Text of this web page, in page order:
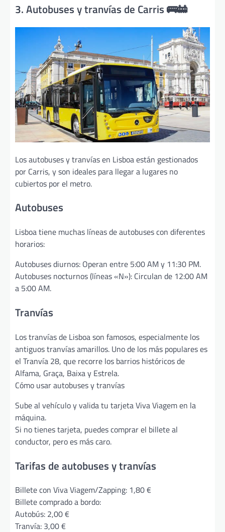
3. Autobuses y tranvías de Carris 🚌🚋
Los autobuses y tranvías en Lisboa están gestionados
por Carris, y son ideales para llegar a lugares no
cubiertos por el metro.
Autobuses
Lisboa tiene muchas líneas de autobuses con diferentes
horarios:
Autobuses diurnos: Operan entre 5:00 AM y 11:30 PM.
Autobuses nocturnos (líneas «N»): Circulan de 12:00 AM
a 5:00 AM.
Tranvías
Los tranvías de Lisboa son famosos, especialmente los
antiguos tranvías amarillos. Uno de los más populares es
el Tranvía 28, que recorre los barrios históricos de
Alfama, Graça, Baixa y Estrela.
Cómo usar autobuses y tranvías
Sube al vehículo y valida tu tarjeta Viva Viagem en la
máquina.
Si no tienes tarjeta, puedes comprar el billete al
conductor, pero es más caro.
Tarifas de autobuses y tranvías
Billete con Viva Viagem/Zapping: 1,80 €
Billete comprado a bordo:
Autobús: 2,00 €
Tranvía: 3,00 €